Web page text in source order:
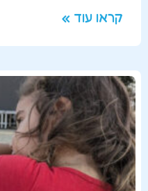
קראו עוד »